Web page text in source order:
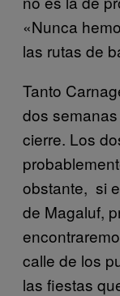
«Nunca
las rutas de
Tanto
dos
cierre. Los
obstante, si
de Magaluf,
calle de los
las fiestas